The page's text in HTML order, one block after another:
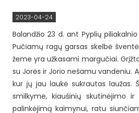
2023-04-24
Balandžio 23 d. ant Pyplių
Pučiamų ragų garsas skelbė
žeme yra užkasami margučiai.
su Jorės ir Jorio nešamu vandeniu.
kur jų jau laukė sukrautas laužas.
smilkyme, kiaušinių skutinėjimo
palinkėjimą kaimynui, ratu